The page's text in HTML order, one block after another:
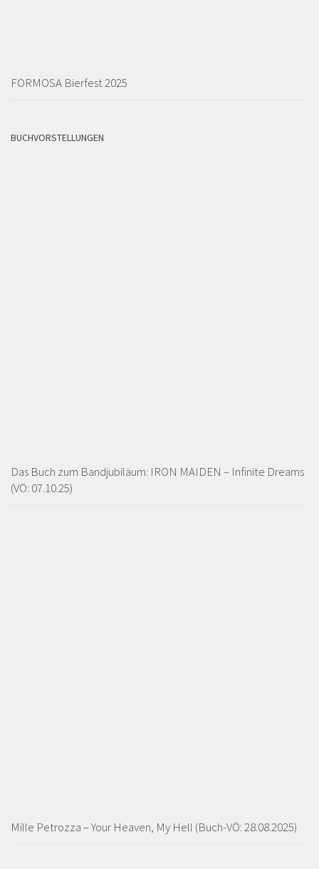
FORMOSA Bierfest 2025
BUCHVORSTELLUNGEN
Das Buch zum Bandjubiläum: IRON MAIDEN – Infinite Dreams
(VÖ: 07.10.25)
Mille Petrozza – Your Heaven, My Hell (Buch-VÖ: 28.08.2025)